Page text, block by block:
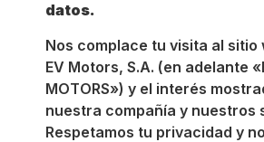
datos.
Nos complace tu visita al sitio
EV Motors, S.A. (en adelante
MOTORS») y el interés
nuestra compañía y nuestros
Respetamos tu privacidad y